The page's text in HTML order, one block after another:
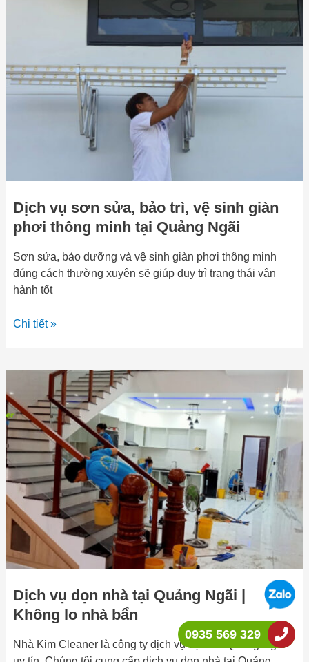
Dịch vụ sơn sửa, bảo trì, vệ sinh giàn
phơi thông minh tại Quảng Ngãi
Sơn sửa, bảo dưỡng và vệ sinh giàn phơi thông minh
đúng cách thường xuyên sẽ giúp duy trì trạng thái vận
hành tốt
trì,
Quảng
Ngãi
Chi tiết »
Dịch vụ dọn nhà tại Quảng Ngãi |
Không lo nhà bẩn
Nhà Kim Cleaner là công ty dịch vụ vệ sinh Quảng Ngãi
vụ
dọn
nhà
tại
Quảng
Ngãi
Không
lo
bẩn
0935 569 329